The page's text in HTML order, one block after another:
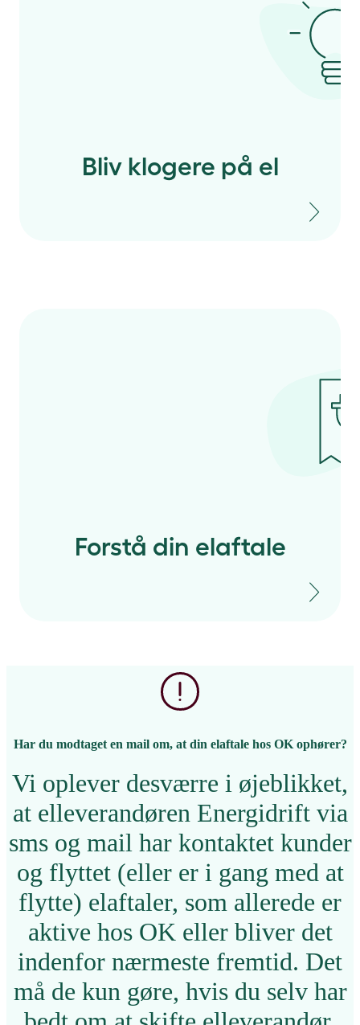
Bliv klogere på el
Forstå din elaftale
Har du modtaget en mail om, at din elaftale hos OK ophører?
Vi oplever desværre i øjeblikket,
at elleverandøren Energidrift via
sms og mail har kontaktet kunder
og flyttet (eller er i gang med at
flytte) elaftaler, som allerede er
aktive hos OK eller bliver det
indenfor nærmeste fremtid. Det
må de kun gøre, hvis du selv har